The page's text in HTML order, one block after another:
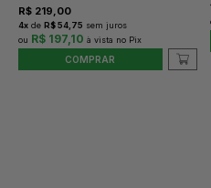
R$ 219,00
4x de R$ 54,75 sem juros
R$ 197,10
COMPRAR